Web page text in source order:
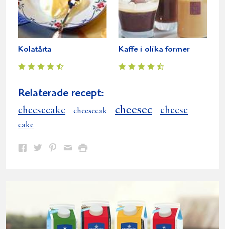
Kolatårta Kaffe i olika former
Relaterade recept:
cheesecake cheesecak cheesec cheese
cake
Dela Dela Dela DelaSkriv